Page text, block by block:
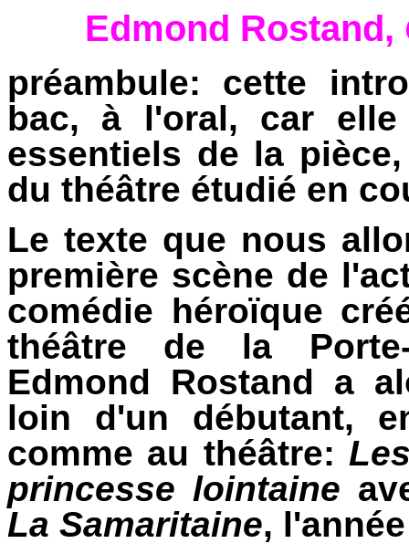
Edmond Rostand,
préambule: cette
bac, à l'oral, car elle
essentiels de la
du théâtre étudié en
Le texte que nous
première scène de
comédie héroïque
théâtre de la Porte-
Edmond Rostand a
loin d'un débutant,
comme au théâtre:
princesse lointaine
La Samaritaine,